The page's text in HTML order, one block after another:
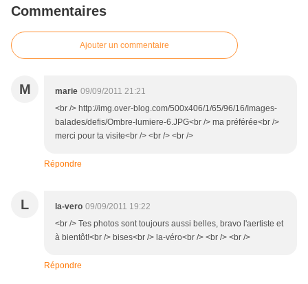
Commentaires
Ajouter un commentaire
M marie 09/09/2011 21:21
<br /> http://img.over-blog.com/500x406/1/65/96/16/Images-
balades/defis/Ombre-lumiere-6.JPG<br /> ma préférée<br />
merci pour ta visite<br /> <br /> <br />
Répondre
L la-vero 09/09/2011 19:22
<br /> Tes photos sont toujours aussi belles, bravo l'aertiste et
à bientôt!<br /> bises<br /> la-véro<br /> <br /> <br />
Répondre